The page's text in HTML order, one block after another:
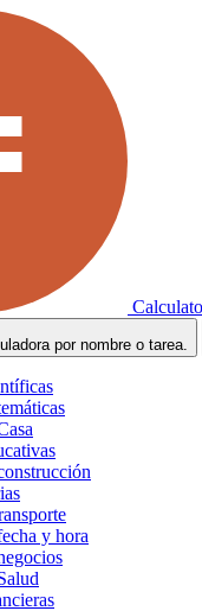
por nombre o tarea.
y hora